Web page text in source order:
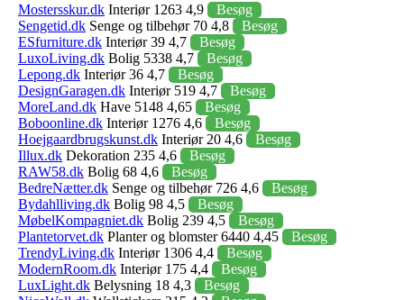
Mostersskur.dk Interiør 1263 4,9
Besøg
Sengetid.dk Senge og tilbehør 70 4,8
Besøg
ESfurniture.dk Interiør 39 4,7
Besøg
LuxoLiving.dk Bolig 5338 4,7
Besøg
Lepong.dk Interiør 36 4,7
Besøg
DesignGaragen.dk Interiør 519 4,7
Besøg
MoreLand.dk Have 5148 4,65
Besøg
Boboonline.dk Interiør 1276 4,6
Besøg
Hoejgaardbrugskunst.dk Interiør 20 4,6
Besøg
Illux.dk Dekoration 235 4,6
Besøg
RAW58.dk Bolig 68 4,6
Besøg
BedreNætter.dk Senge og tilbehør 726 4,6
Besøg
Bydahlliving.dk Bolig 98 4,5
Besøg
MøbelKompagniet.dk Bolig 239 4,5
Besøg
Plantetorvet.dk Planter og blomster 6440 4,45
Besøg
TrendyLiving.dk Interiør 1306 4,4
Besøg
ModernRoom.dk Interiør 175 4,4
Besøg
LuxLight.dk Belysning 18 4,3
Besøg